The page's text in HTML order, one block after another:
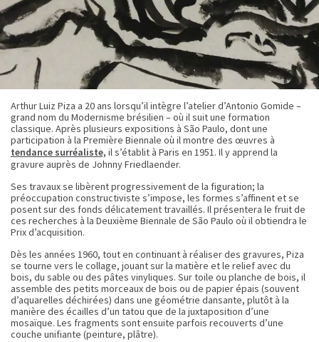
Arthur Luiz Piza a 20 ans lorsqu’il intègre l’atelier d’Antonio Gomide –
grand nom du Modernisme brésilien – où il suit une formation
classique. Après plusieurs expositions à São Paulo, dont une
participation à la Première Biennale où il montre des œuvres à
tendance surréaliste, il s’établit à Paris en 1951. Il y apprend la
gravure auprès de Johnny Friedlaender.
Ses travaux se libèrent progressivement de la figuration; la
préoccupation constructiviste s’impose, les formes s’affinent et se
posent sur des fonds délicatement travaillés. Il présentera le fruit de
ces recherches à la Deuxième Biennale de São Paulo où il obtiendra le
Prix d’acquisition.
Dès les années 1960, tout en continuant à réaliser des gravures, Piza
se tourne vers le collage, jouant sur la matière et le relief avec du
bois, du sable ou des pâtes vinyliques. Sur toile ou planche de bois, il
assemble des petits morceaux de bois ou de papier épais (souvent
d’aquarelles déchirées) dans une géométrie dansante, plutôt à la
manière des écailles d’un tatou que de la juxtaposition d’une
mosaïque. Les fragments sont ensuite parfois recouverts d’une
couche unifiante (peinture, plâtre).